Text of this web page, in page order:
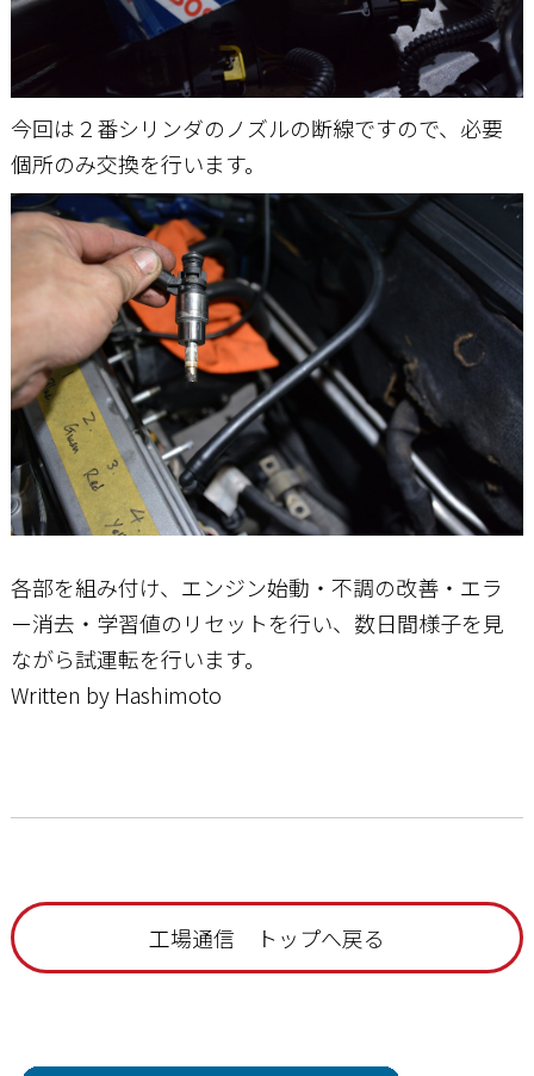
今回は２番シリンダのノズルの断線ですので、必要
個所のみ交換を行います。
各部を組み付け、エンジン始動・不調の改善・エラ
ー消去・学習値のリセットを行い、数日間様子を見
ながら試運転を行います。
Written by Hashimoto
工場通信 トップへ戻る